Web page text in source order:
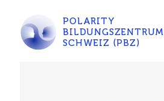
POLARITY
BILDUNGSZENTRUM
SCHWEIZ (PBZ)